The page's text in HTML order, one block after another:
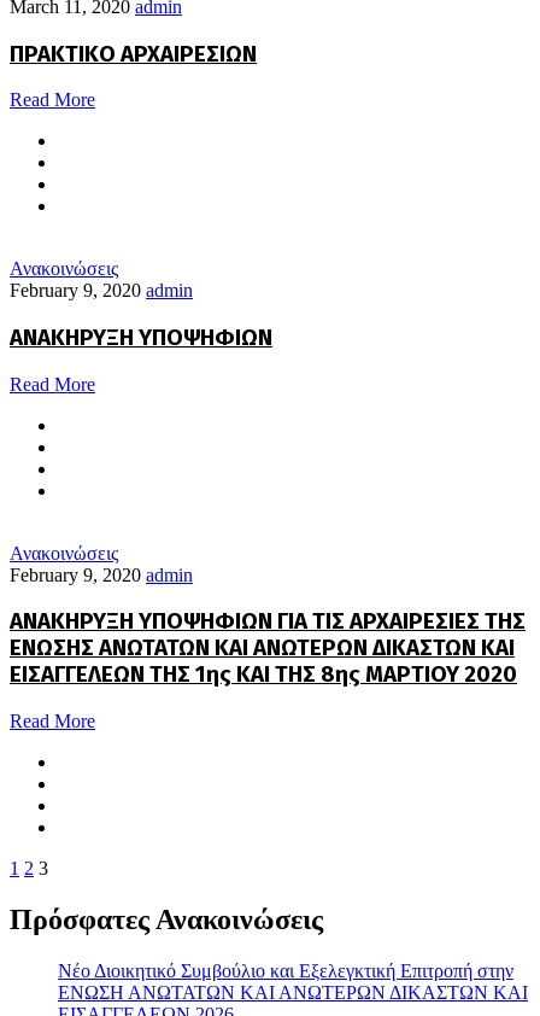
March 11, 2020 admin
ΠΡΑΚΤΙΚΟ ΑΡΧΑΙΡΕΣΙΩΝ
Read More
Ανακοινώσεις
February 9, 2020 admin
ΑΝΑΚΗΡΥΞΗ ΥΠΟΨΗΦΙΩΝ
Read More
Ανακοινώσεις
February 9, 2020 admin
ΑΝΑΚΗΡΥΞΗ ΥΠΟΨΗΦΙΩΝ ΓΙΑ ΤΙΣ ΑΡΧΑΙΡΕΣΙΕΣ ΤΗΣ
ΕΝΩΣΗΣ ΑΝΩΤΑΤΩΝ ΚΑΙ ΑΝΩΤΕΡΩΝ ΔΙΚΑΣΤΩΝ ΚΑΙ
ΕΙΣΑΓΓΕΛΕΩΝ ΤΗΣ 1ης ΚΑΙ ΤΗΣ 8ης ΜΑΡΤΙΟΥ 2020
Read More
1 2 3
Πρόσφατες Ανακοινώσεις
Νέο Διοικητικό Συμβούλιο και Εξελεγκτική Επιτροπή στην
ΕΝΩΣΗ ΑΝΩΤΑΤΩΝ ΚΑΙ ΑΝΩΤΕΡΩΝ ΔΙΚΑΣΤΩΝ ΚΑΙ